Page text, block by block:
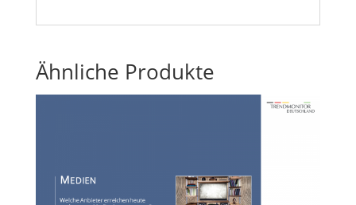
Ähnliche Produkte